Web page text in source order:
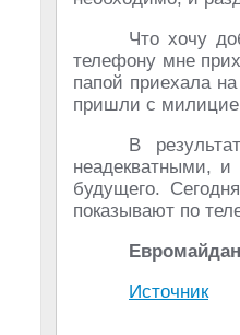
Что хочу
телефону мне
папой приехала
пришли с
В
неадекватными,
будущего.
показывают по
Источник